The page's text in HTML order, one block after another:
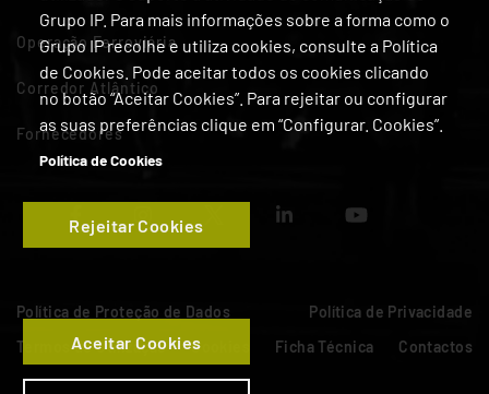
Grupo IP. Para mais informações sobre a forma como o
Grupo IP recolhe e utiliza cookies, consulte a Política
de Cookies. Pode aceitar todos os cookies clicando
no botão “Aceitar Cookies”. Para rejeitar ou configurar
as suas preferências clique em “Configurar. Cookies”.
Política de Cookies
Rejeitar Cookies
Aceitar Cookies
Operação Ferroviária
Corredor Atlântico
Fornecedores
Política de Proteção de Dados
Política de Privacidade
Termos de Utilização
Cookies Ficha Técnica Contactos